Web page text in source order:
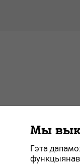
Дагавор
Мы
Гэта